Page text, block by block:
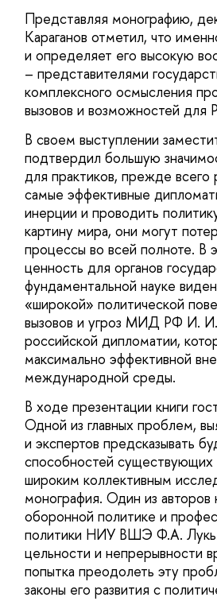
Представляя монографию,
Караганов отметил, что
и определяет его высокую
– представителями
комплексного осмысления
вызовов и возможностей для
В своем выступлении
подтвердил большую
для практиков, прежде
самые эффективные
инерции и проводить
картину мира, они могут
процессы во всей полноте. В
ценность для органов
фундаментальной науке
«широкой» политической
вызовов и угроз МИД РФ И. И.
российской дипломатии,
максимально эффективной
международной среды.
В ходе презентации книги
Одной из главных проблем,
и экспертов предсказывать
способностей существующих
широким коллективным
монография. Один из
оборонной политике и
политики НИУ ВШЭ Ф.А.
цельности и непрерывности
попытка преодолеть эту
законы его развития с